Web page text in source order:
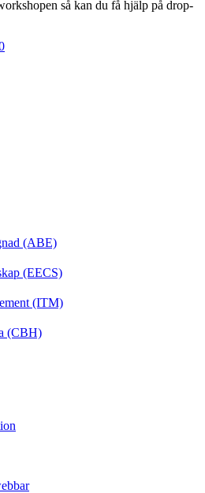
så kan du få hjälp på drop-
(ABE)
(EECS)
(ITM)
(CBH)